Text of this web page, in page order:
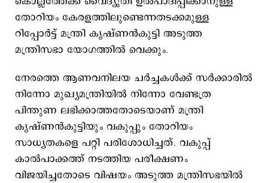
തോറിയം കേരളത്തിലുണ്ടെന്നതടക്കമുള്ള
റിപ്പോർട്ട്‌ മന്ത്രി കൃഷ്ണൻകുട്ടി അടുത്ത
മന്ത്രിസഭാ യോഗത്തിൽ വെക്കും.
നേരത്തെ ആണവനിലയ ചർച്ചകൾക്ക് സർക്കാരിൽ
നിന്നോ മുഖ്യമന്ത്രിയിൽ നിന്നോ വേണ്ടത്ര
പിന്തുണ ലഭിക്കാത്തതോടെയാണ് മന്ത്രി
കൃഷ്ണൻകുട്ടിയും വകുപ്പും തോറിയം
സാധ്യതകളെ പറ്റി പരിശോധിച്ചത്. വകുപ്പ്
കാൽപാക്കത്ത് നടത്തിയ പരീക്ഷണം
വിജയിച്ചതോടെ വിഷയം അടുത്ത മന്ത്രിസഭയിൽ